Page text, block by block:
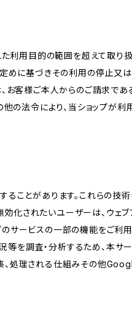
た利用目的の範囲を超えて取
に基づきその利用の停止又は
お客様ご本人からのご請求で
の法令により、当ショップが
ことがあります。これらの技
化されたいユーザーは、ウェ
サービスの一部の機能をご利
況等を調査・分析するため、
処理される仕組みその他